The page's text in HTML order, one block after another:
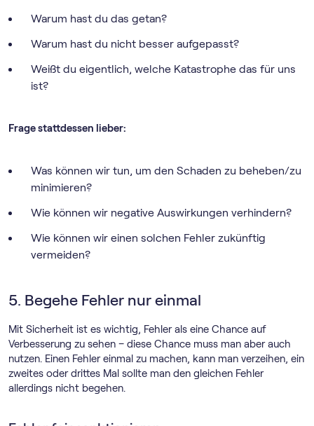
Warum hast du das getan?
Warum hast du nicht besser aufgepasst?
Weißt du eigentlich, welche Katastrophe das für uns
ist?
Frage stattdessen lieber:
Was können wir tun, um den Schaden zu beheben/zu
minimieren?
Wie können wir negative Auswirkungen verhindern?
Wie können wir einen solchen Fehler zukünftig
vermeiden?
5. Begehe Fehler nur einmal
Mit Sicherheit ist es wichtig, Fehler als eine Chance auf
Verbesserung zu sehen – diese Chance muss man aber auch
nutzen. Einen Fehler einmal zu machen, kann man verzeihen, ein
zweites oder drittes Mal sollte man den gleichen Fehler
allerdings nicht begehen.